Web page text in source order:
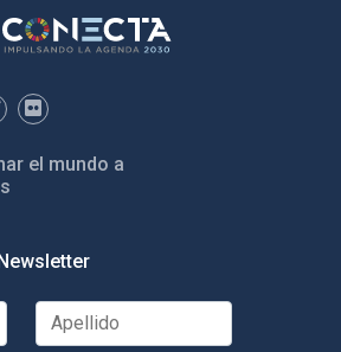
el mundo a